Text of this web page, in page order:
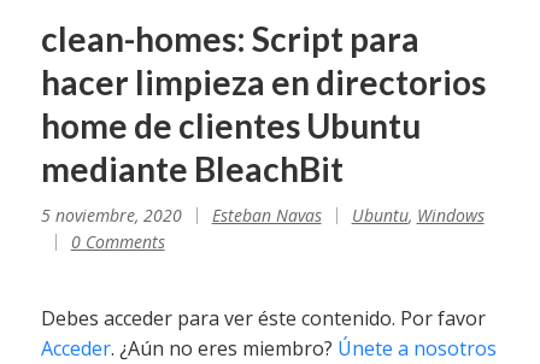
clean-homes: Script para
hacer limpieza en directorios
home de clientes Ubuntu
mediante BleachBit
5 noviembre, 2020 Esteban Navas Ubuntu, Windows
0 Comments
Debes acceder para ver éste contenido. Por favor
Acceder. ¿Aún no eres miembro? Únete a nosotros